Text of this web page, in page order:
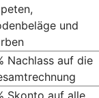
und
Nachlass auf die
Skonto auf alle